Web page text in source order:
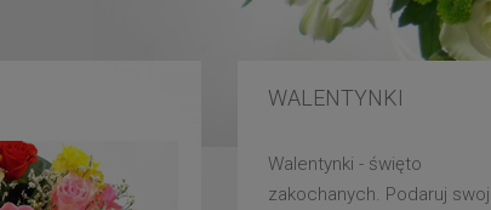
WALENTYNKI
Walentynki - święto
zakochanych. Podaruj